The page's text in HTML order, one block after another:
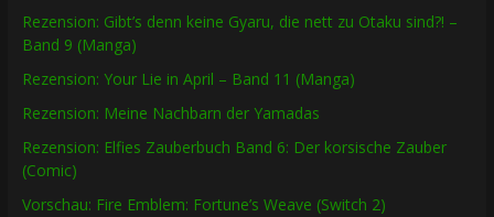
Rezension: Gibt’s denn keine Gyaru, die nett zu Otaku sind?! –
Band 9 (Manga)
Rezension: Your Lie in April – Band 11 (Manga)
Rezension: Meine Nachbarn der Yamadas
Rezension: Elfies Zauberbuch Band 6: Der korsische Zauber
(Comic)
Vorschau: Fire Emblem: Fortune’s Weave (Switch 2)